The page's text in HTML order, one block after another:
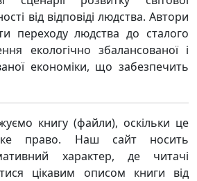
від відповіді людства. Автори
переходу людства до сталого
екологічно збалансованої і
економіки, що забезпечить
книгу (файли), оскільки це
право. Наш сайт носить
характер, де читачі
цікавим описом книги від